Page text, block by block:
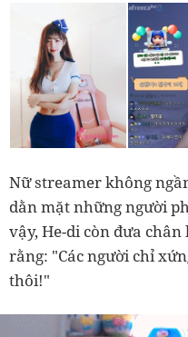
Nữ streamer không
dằn mặt những người
vậy, He-di còn đưa
rằng: "Các người chỉ
thôi!"